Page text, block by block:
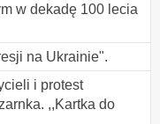
w dekadę 100 lecia
na Ukrainie".
i protest
,,Kartka do